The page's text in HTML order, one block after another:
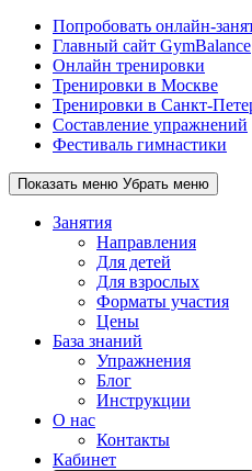
Попробовать онлайн-
Главный сайт GymBalance
Онлайн тренировки
Тренировки в Москве
Тренировки в Санкт-
Составление упражнений
Фестиваль гимнастики
Показать меню Убрать меню
Занятия
Направления
Для детей
Для взрослых
Форматы участия
Цены
База знаний
Упражнения
Блог
Инструкции
О нас
Контакты
Кабинет